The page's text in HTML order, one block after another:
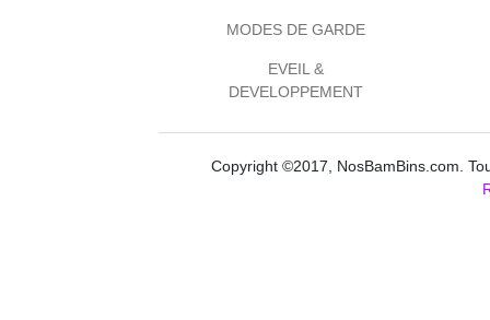
MODES DE GARDE
EVEIL &
DEVELOPPEMENT
Copyright ©2017, NosBamBins.com.